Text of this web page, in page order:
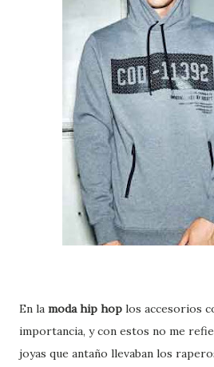
En la moda hip hop los accesorios
importancia, y con estos no me
joyas que antaño llevaban los